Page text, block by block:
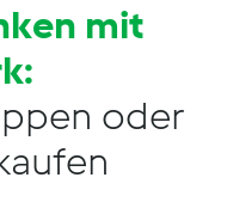
mit
oder